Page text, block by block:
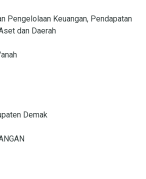
Pengelolaan Keuangan, Pendapatan
dan Daerah
Demak